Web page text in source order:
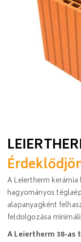
A Leiertherm
hagyományos
alapanyagként
feldolgozása
A Leiertherm 38-as